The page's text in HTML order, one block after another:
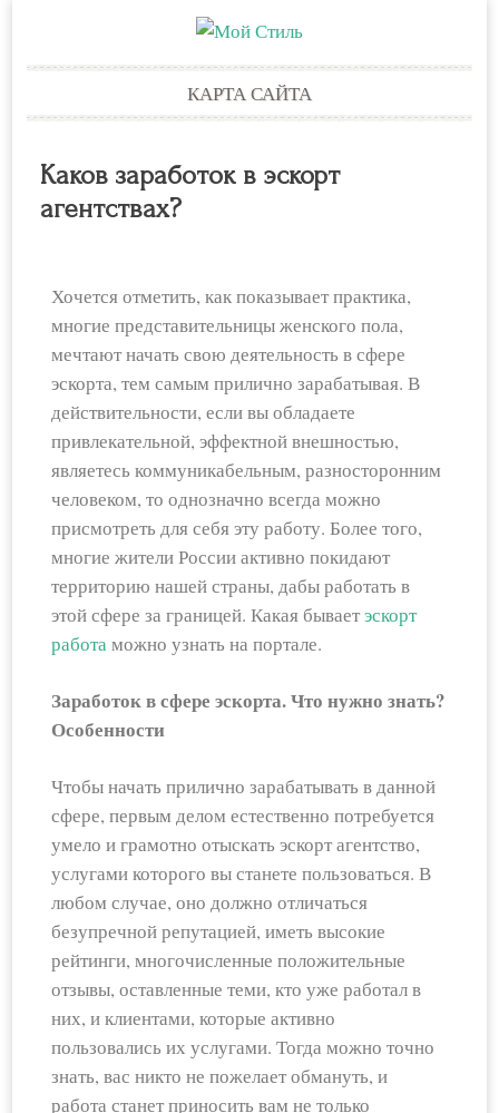
to
КАРТА САЙТА
Каков заработок в эскорт
агентствах?
Хочется отметить, как показывает практика,
многие представительницы женского пола,
мечтают начать свою деятельность в сфере
эскорта, тем самым прилично зарабатывая. В
действительности, если вы обладаете
привлекательной, эффектной внешностью,
являетесь коммуникабельным, разносторонним
человеком, то однозначно всегда можно
присмотреть для себя эту работу. Более того,
многие жители России активно покидают
территорию нашей страны, дабы работать в
этой сфере за границей. Какая бываетэскорт
работаможно узнать на портале.
Заработок в сфере эскорта. Что нужно знать?
Особенности
Чтобы начать прилично зарабатывать в данной
сфере, первым делом естественно потребуется
умело и грамотно отыскать эскорт агентство,
услугами которого вы станете пользоваться. В
любом случае, оно должно отличаться
безупречной репутацией, иметь высокие
рейтинги, многочисленные положительные
отзывы, оставленные теми, кто уже работал в
них, и клиентами, которые активно
пользовались их услугами. Тогда можно точно
знать, вас никто не пожелает обмануть, и
работа станет приносить вам не только